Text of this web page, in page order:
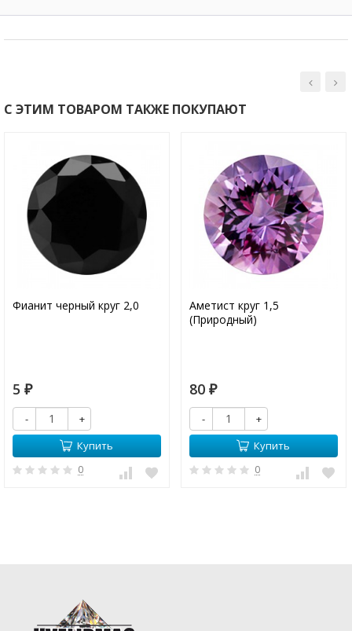
С ЭТИМ ТОВАРОМ ТАКЖЕ ПОКУПАЮТ
Фианит черный круг 2,0
5 ₽
-
+
Купить
0
Аметист круг 1,5
(Природный)
80 ₽
-
+
Купить
0